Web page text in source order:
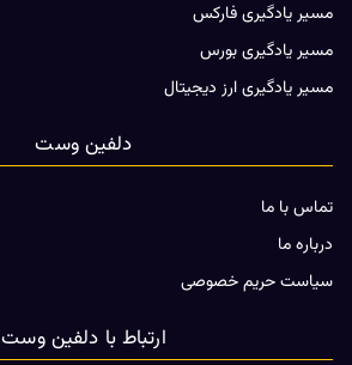
مسیر یادگیری فارکس
مسیر یادگیری بورس
مسیر یادگیری ارز دیجیتال
دلفین وست
تماس با ما
درباره ما
سیاست حریم خصوصی
ارتباط با دلفین وست